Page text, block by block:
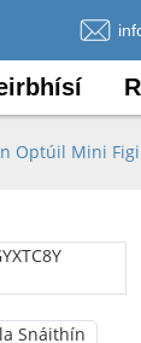
Optúil Mini